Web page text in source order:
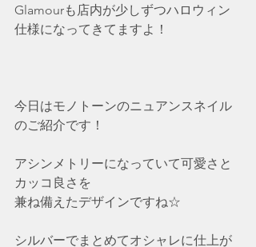
Glamourも店内が少しずつハロウィン
仕様になってきてますよ！
今日はモノトーンのニュアンスネイル
のご紹介です！
アシンメトリーになっていて可愛さと
カッコ良さを
兼ね備えたデザインですね☆
シルバーでまとめてオシャレに仕上が